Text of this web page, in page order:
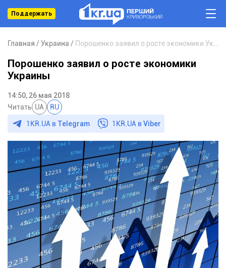
Поддержать
Главная Украина
Порошенко заявил о росте экономики
Украины
14:50, 26 мая 2018
Читать UA RU
1KR.UA в Telegram 1KR.UA вViber